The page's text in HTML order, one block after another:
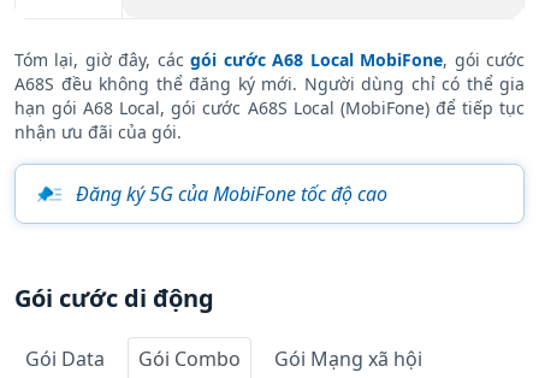
Tóm lại, giờ đây, cácgói cước A68 Local MobiFone, gói cước
A68S đều không thể đăng ký mới. Người dùng chỉ có thể gia
hạn gói A68 Local, gói cước A68S Local (MobiFone) để tiếp tục
nhận ưu đãi của gói.
Đăng ký 5G của MobiFone tốc độ cao
Gói cước di động
Gói Data Gói Combo Gói Mạng xã hội